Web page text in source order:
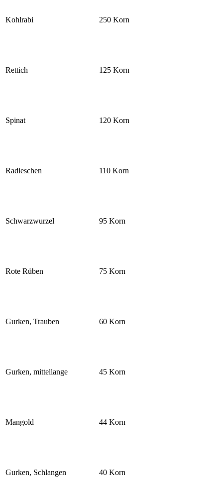
Kohlrabi 250 Korn
Rettich 125 Korn
Spinat 120 Korn
Radieschen 110 Korn
Schwarzwurzel 95 Korn
Rote Rüben 75 Korn
Gurken, Trauben 60 Korn
Gurken, mittellange 45 Korn
Mangold 44 Korn
Gurken, Schlangen 40 Korn